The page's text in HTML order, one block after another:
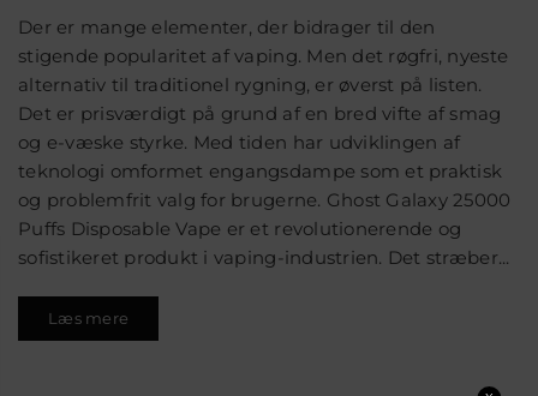
Der er mange elementer, der bidrager til den
stigende popularitet af vaping. Men det røgfri, nyeste
alternativ til traditionel rygning, er øverst på listen.
Det er prisværdigt på grund af en bred vifte af smag
og e-væske styrke. Med tiden har udviklingen af
teknologi omformet engangsdampe som et praktisk
og problemfrit valg for brugerne. Ghost Galaxy 25000
Puffs Disposable Vape er et revolutionerende og
sofistikeret produkt i vaping-industrien. Det stræber...
Læs mere